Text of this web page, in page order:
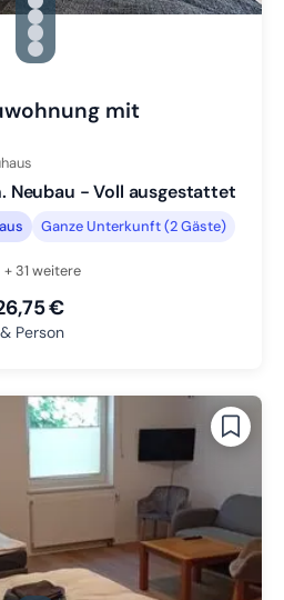
Zu Slide 2 wechseln
Zu Slide 3 wechseln
Zu Slide 4 wechseln
Zu Slide 5 wechseln
mit
Neubau - Voll ausgestattet
Ganze Unterkunft (2 Gäste)
+ 31 weitere
€
Person